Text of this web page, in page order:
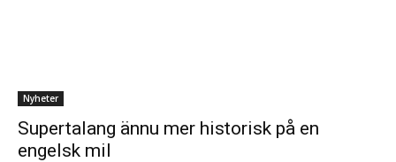
Nyheter
Supertalang ännu mer historisk på en
engelsk mil